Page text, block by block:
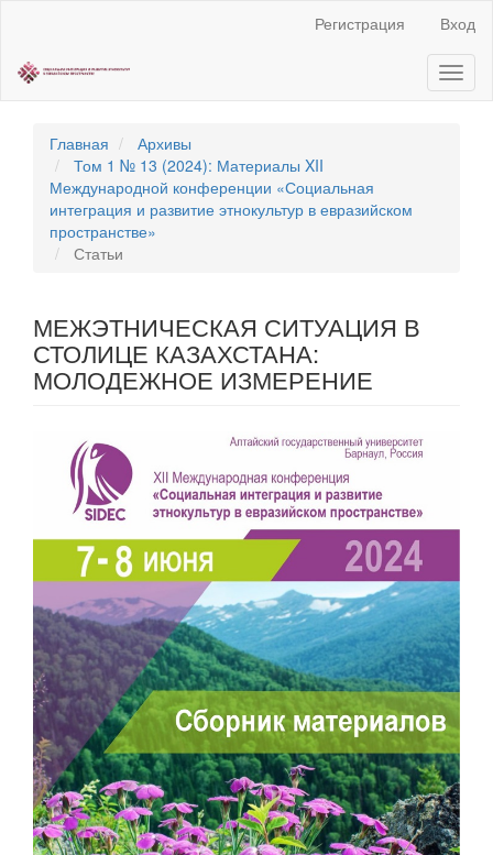
содержанию
страницы
навигация
Основное
содержание
Боковая
панель
Регистрация Вход
Главная
Архивы
Том 1 № 13 (2024): Материалы XII
Международной конференции «Социальная
интеграция и развитие этнокультур в евразийском
пространстве»
Статьи
МЕЖЭТНИЧЕСКАЯ СИТУАЦИЯ В
СТОЛИЦЕ КАЗАХСТАНА:
МОЛОДЕЖНОЕ ИЗМЕРЕНИЕ
Статья
боковой
панели